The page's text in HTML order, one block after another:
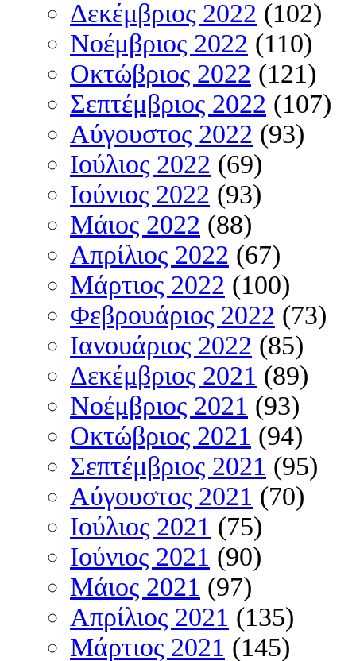
Δεκέμβριος 2022 (102)
Νοέμβριος 2022 (110)
Οκτώβριος 2022 (121)
Σεπτέμβριος 2022 (107)
Αύγουστος 2022 (93)
Ιούλιος 2022 (69)
Ιούνιος 2022 (93)
Μάιος 2022 (88)
Απρίλιος 2022 (67)
Μάρτιος 2022 (100)
Φεβρουάριος 2022 (73)
Ιανουάριος 2022 (85)
Δεκέμβριος 2021 (89)
Νοέμβριος 2021 (93)
Οκτώβριος 2021 (94)
Σεπτέμβριος 2021 (95)
Αύγουστος 2021 (70)
Ιούλιος 2021 (75)
Ιούνιος 2021 (90)
Μάιος 2021 (97)
Απρίλιος 2021 (135)
Μάρτιος 2021 (145)